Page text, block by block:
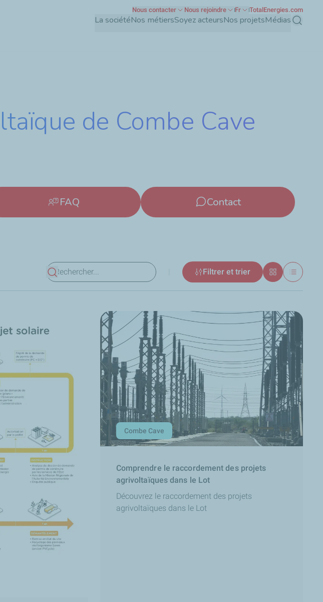
La sociétéNos métiersSoyez acteursNos projetsMédias
Nous contacter Nous rejoindre Fr TotalEnergies.com
de Combe Cave
FAQ Contact
Voir les résultats
Filtrer et trier
Grille Liste
Combe Cave
Comprendre le raccordement des projets
agrivoltaïques dans le Lot
Découvrez le raccordement des projets
agrivoltaïques dans le Lot